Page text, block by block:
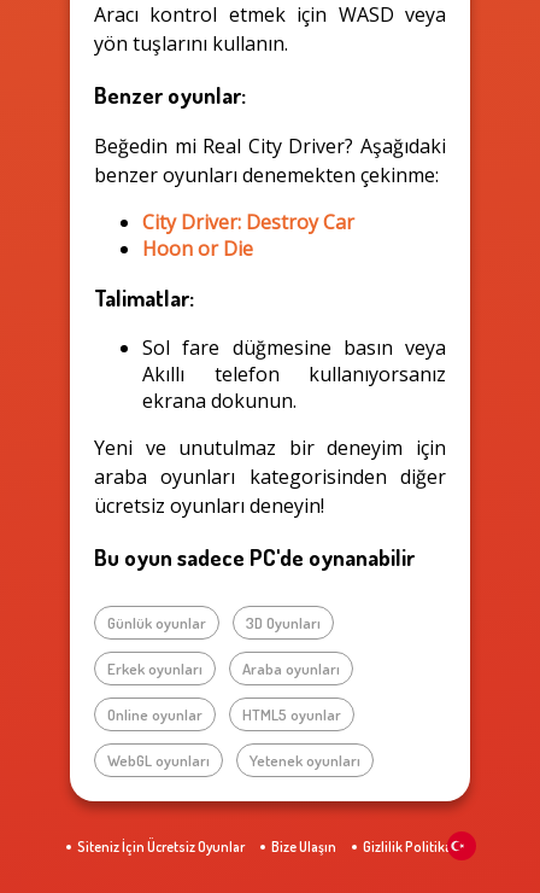
Aracı kontrol etmek için WASD veya
yön tuşlarını kullanın.
Benzer oyunlar:
Beğedin mi Real City Driver? Aşağıdaki
benzer oyunları denemekten çekinme:
City Driver: Destroy Car
Hoon or Die
Talimatlar:
Sol fare düğmesine basın veya
Akıllı telefon kullanıyorsanız
ekrana dokunun.
Yeni ve unutulmaz bir deneyim için
araba oyunları kategorisinden diğer
ücretsiz oyunları deneyin!
Bu oyun sadece PC'de oynanabilir
Günlük oyunlar 3D Oyunları
Erkek oyunları Araba oyunları
Online oyunlar HTML5 oyunlar
WebGL oyunları Yetenek oyunları
Siteniz İçin Ücretsiz Oyunlar Bize Ulaşın Gizlilik Politikası